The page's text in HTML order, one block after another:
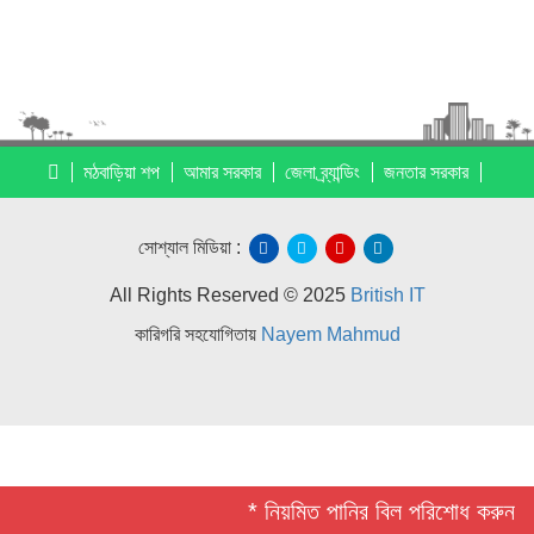
* নিয়মিত পানির বিল পরিশোধ
মঠবাড়িয়া শপ আমার সরকার জেলা ব্র্যান্ডিং জনতার সরকার
সোশ্যাল মিডিয়া :
All Rights Reserved © 2025 British IT
কারিগরি সহযোগিতায় Nayem Mahmud